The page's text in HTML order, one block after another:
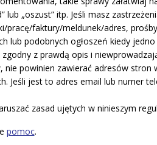
lub „oszust” itp. Jeśli masz
pracę/faktury/meldunek/adres,
lub podobnych ogłoszeń kiedy
z prawdą opis i
nie powinien zawierać adresów stron
Jeśli jest to adres email lub numer
zasad ujętych w ninieszym
pomoc.